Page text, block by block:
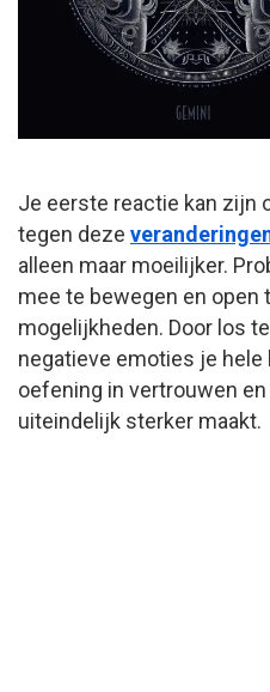
Je eerste reactie kan zijn
tegen deze
alleen maar moeilijker.
mee te bewegen en open
mogelijkheden. Door los
negatieve emoties je
oefening in vertrouwen
uiteindelijk sterker maakt.